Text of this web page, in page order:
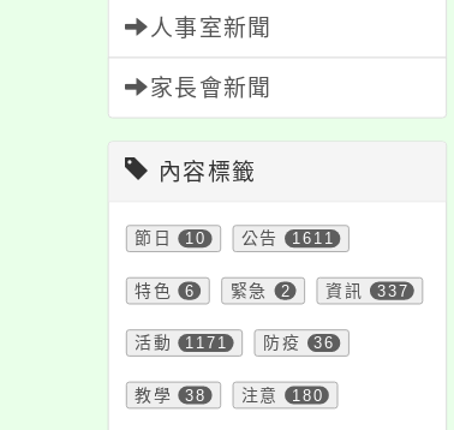
人事室新聞
家長會新聞
內容標籤
節日 10 公告 1611
特色 6 緊急 2 資訊 337
活動 1171 防疫 36
教學 38 注意 180